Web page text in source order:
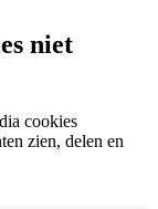
niet
cookies
zien, delen en